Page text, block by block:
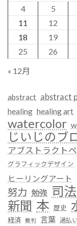
4
5
11
12
18
19
25
26
« 12月
abstract abstract
healing healing art
watercolor
じいじのブ
アブストラクト
グラフィックデザイン
ヒーリングアート
努力 勉強 司
新聞 本 歴史
経済 裁判 言葉 過払